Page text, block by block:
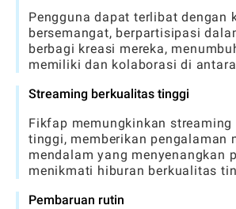
Pengguna dapat terlibat dengan
bersemangat, berpartisipasi
berbagi kreasi mereka,
memiliki dan kolaborasi di
Streaming berkualitas tinggi
Fikfap memungkinkan
tinggi, memberikan pengalaman
mendalam yang menyenangkan
menikmati hiburan berkualitas
Pembaruan rutin